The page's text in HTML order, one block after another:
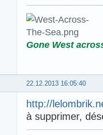
Gone West
22.12.2013 16:05:40
http://
à supprimer,